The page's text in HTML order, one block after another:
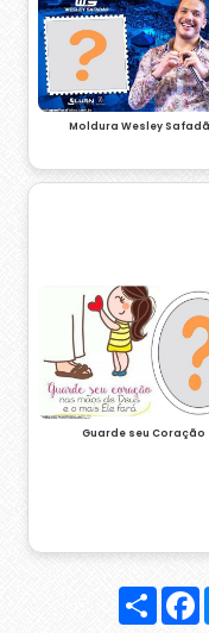
Moldura Wesley
Guarde seu Coração